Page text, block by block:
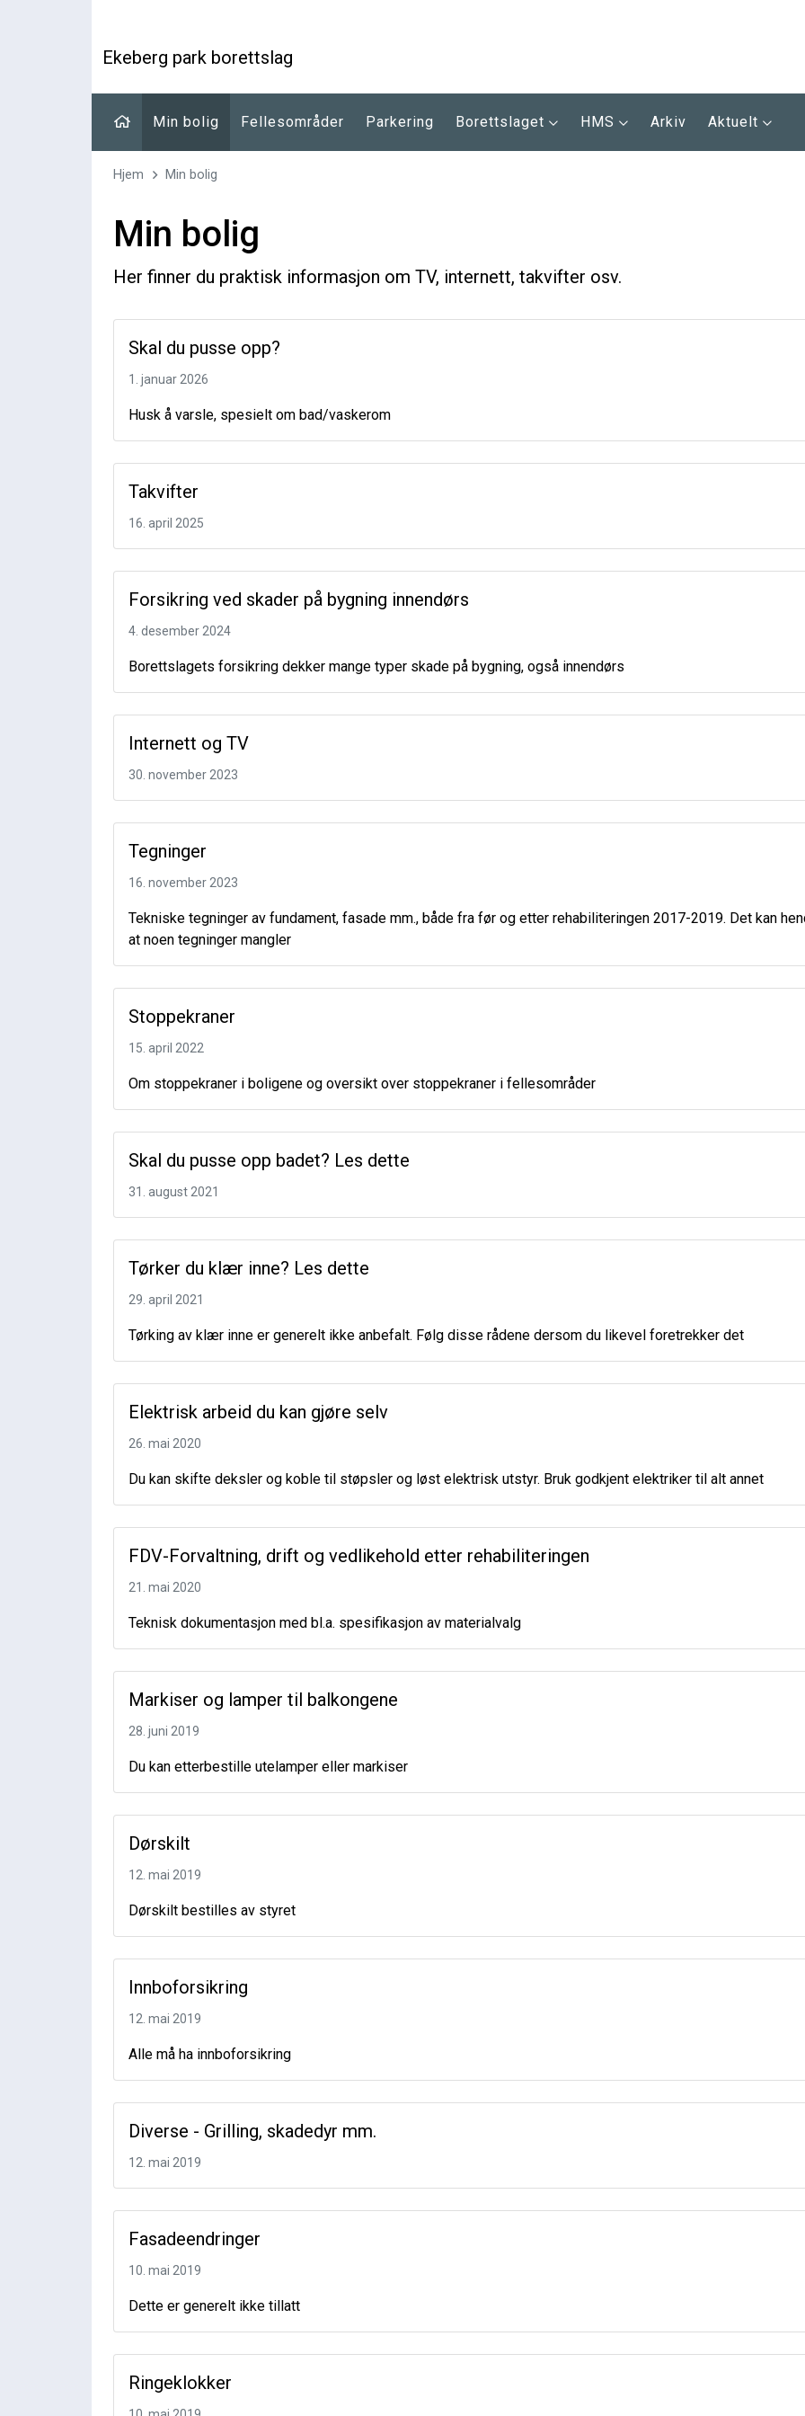
Ekeberg park borettslag
Min bolig Fellesområder Parkering Borettslaget HMS Arkiv Aktuelt
Hjem Min bolig
Min bolig
Her finner du praktisk informasjon om TV, internett, takvifter osv.
Skal du pusse opp?
1. januar 2026
Husk å varsle, spesielt om bad/vaskerom
Takvifter
16. april 2025
Forsikring ved skader på bygning innendørs
4. desember 2024
Borettslagets forsikring dekker mange typer skade på bygning, også innendørs
Internett og TV
30. november 2023
Tegninger
16. november 2023
Tekniske tegninger av fundament, fasade mm., både fra før og etter rehabiliteringen 2017-2019. Det kan
at noen tegninger mangler
Stoppekraner
15. april 2022
Om stoppekraner i boligene og oversikt over stoppekraner i fellesområder
Skal du pusse opp badet? Les dette
31. august 2021
Tørker du klær inne? Les dette
29. april 2021
Tørking av klær inne er generelt ikke anbefalt. Følg disse rådene dersom du likevel foretrekker det
Elektrisk arbeid du kan gjøre selv
26. mai 2020
Du kan skifte deksler og koble til støpsler og løst elektrisk utstyr. Bruk godkjent elektriker til alt annet
FDV-Forvaltning, drift og vedlikehold etter rehabiliteringen
21. mai 2020
Teknisk dokumentasjon med bl.a. spesifikasjon av materialvalg
Markiser og lamper til balkongene
28. juni 2019
Du kan etterbestille utelamper eller markiser
Dørskilt
12. mai 2019
Dørskilt bestilles av styret
Innboforsikring
12. mai 2019
Alle må ha innboforsikring
Diverse - Grilling, skadedyr mm.
12. mai 2019
Fasadeendringer
10. mai 2019
Dette er generelt ikke tillatt
Ringeklokker